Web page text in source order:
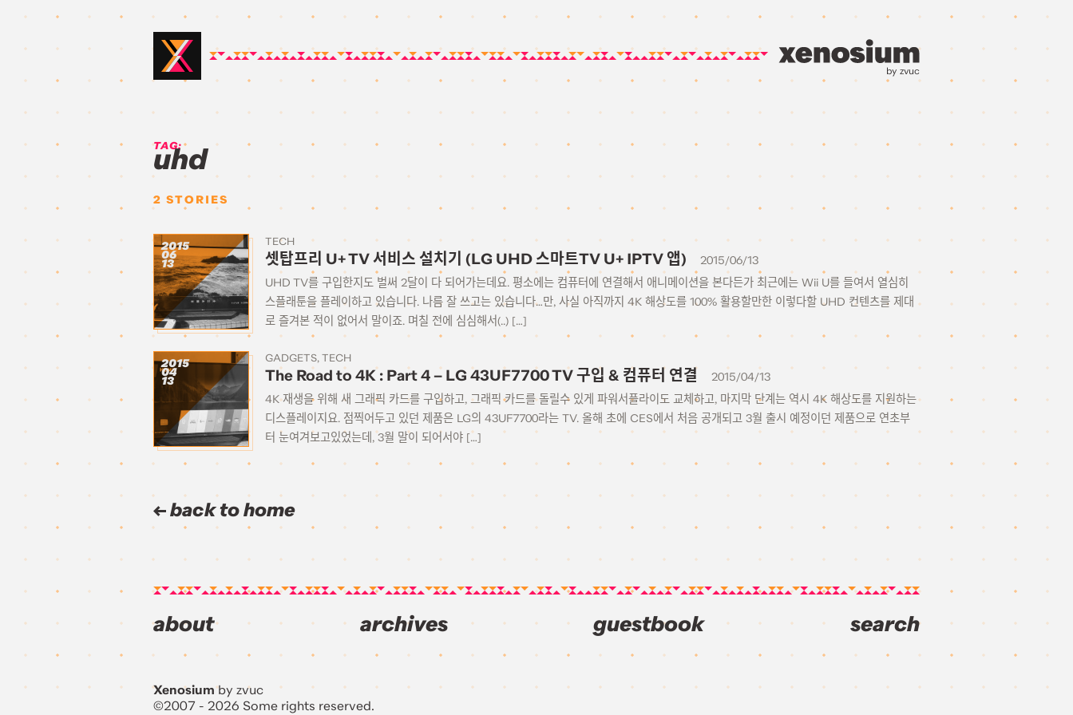
by zvuc
TAG:
uhd
2 STORIES
2015
06
13
TECH
셋탑프리 U+ TV 서비스 설치기 (LG UHD 스마트TV U+ IPTV 앱)
2015/06/13
UHD TV를 구입한지도 벌써 2달이 다 되어가는데요. 평소에는 컴퓨터에 연결해서 애니메이션을 본다든가 최근에는 Wii U를 들여서 열심히
스플래툰을 플레이하고 있습니다. 나름 잘 쓰고는 있습니다…만, 사실 아직까지 4K 해상도를 100% 활용할만한 이렇다할 UHD 컨텐츠를 제대
로 즐겨본 적이 없어서 말이죠. 며칠 전에 심심해서(..) […]
2015
04
13
GADGETS TECH
The Road to 4K : Part 4 – LG 43UF7700 TV 구입 & 컴퓨터 연결
2015/04/13
4K 재생을 위해 새 그래픽 카드를 구입하고, 그래픽 카드를 돌릴수 있게 파워서플라이도 교체하고, 마지막 단계는 역시 4K 해상도를 지원하는
디스플레이지요. 점찍어두고 있던 제품은 LG의 43UF7700라는 TV. 올해 초에 CES에서 처음 공개되고 3월 출시 예정이던 제품으로 연초부
터 눈여겨보고있었는데, 3월 말이 되어서야 […]
back to home
about archives guestbook search
Xenosiumby zvuc
©2007 - 2026 Some rights reserved.